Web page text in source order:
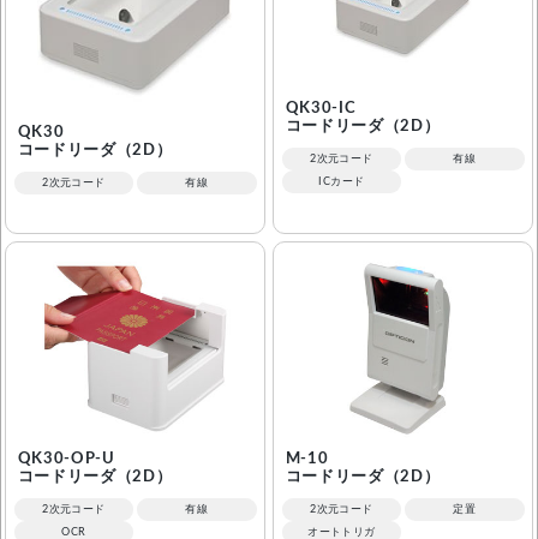
QK30
コードリーダ（2D）
2次元コード 有線
QK30-IC
コードリーダ（2D）
2次元コード 有線
ICカード
QK30-OP-U
コードリーダ（2D）
2次元コード 有線
OCR
M-10
コードリーダ（2D）
2次元コード 定置
オートトリガ